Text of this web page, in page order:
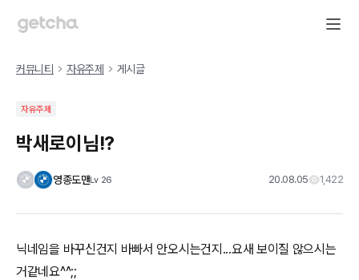
커뮤니티 자유주제 게시글
자유주제
박새로이님!?
영종도맨Lv 26 20.08.05 1,422
닉네임을 바꾸신건지 바빠서 안오시는건지...요새 보이질 않으시는
거같네요^^;;